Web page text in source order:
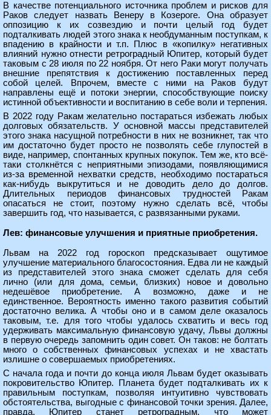
В качестве потенциального источника проблем и рисков для
Раков следует назвать Венеру в Козероге. Она образует
оппозицию к их созвездию и почти целый год будет
подталкивать людей этого знака к необдуманным поступкам, к
впадению в крайности и т.п. Плюс в «копилку» негативных
влияний нужно отнести ретроградный Юпитер, который будет
таковым с 28 июля по 22 ноября. От него Раки могут получать
внешние препятствия к достижению поставленных перед
собой целей. Впрочем, вместе с ними на Раков будут
направлены ещё и потоки энергии, способствующие поиску
истинной объективности и воспитанию в себе воли и терпения.
В 2022 году Ракам желательно постараться избежать любых
долговых обязательств. У основной массы представителей
этого знака насущной потребности в них не возникнет, так что
им достаточно будет просто не позволять себе глупостей в
виде, например, спонтанных крупных покупок. Тем же, кто всё-
таки столкнётся с неприятными эпизодами, появляющимися
из-за временной нехватки средств, необходимо постараться
как-нибудь выкрутиться и не доводить дело до долгов.
Длительных периодов финансовых трудностей Ракам
опасаться не стоит, поэтому нужно сделать всё, чтобы
завершить год, что называется, с развязанными руками.
Лев: финансовые улучшения и приятные приобретения.
Львам на 2022 год гороскоп предсказывает ощутимое
улучшение материального благосостояния. Едва ли не каждый
из представителей этого знака сможет сделать для себя
лично (или для дома, семьи, близких) новое и довольно
недешёвое приобретение. А возможно, даже и не
единственное. Вероятность именно такого развития событий
достаточно велика. А чтобы оно и в самом деле оказалось
таковым, т.е. для того чтобы удалось схватить и весь год
удерживать максимальную финансовую удачу, Львы должны
в первую очередь запомнить один совет. Он таков: не болтать
много о собственных финансовых успехах и не хвастать
излишне о совершаемых приобретениях.
С начала года и почти до конца июля Львам будет оказывать
покровительство Юпитер. Планета будет подталкивать их к
правильным поступкам, позволяя интуитивно чувствовать
обстоятельства, выгодные с финансовой точки зрения. Далее,
правда, Юпитер станет ретроградным, что может